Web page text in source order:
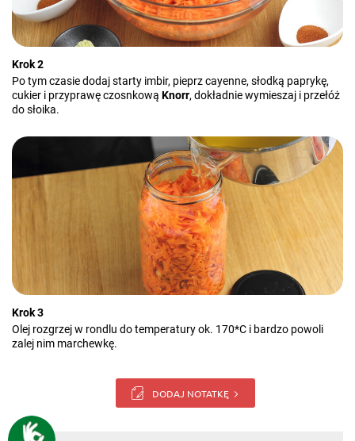
Krok 2
Po tym czasie dodaj starty imbir, pieprz cayenne, słodką paprykę,
cukier i przyprawę czosnkową Knorr, dokładnie wymieszaj i przełóż
do słoika.
Krok 3
Olej rozgrzej w rondlu do temperatury ok. 170*C i bardzo powoli
zalej nim marchewkę.
DODAJ NOTATKĘ